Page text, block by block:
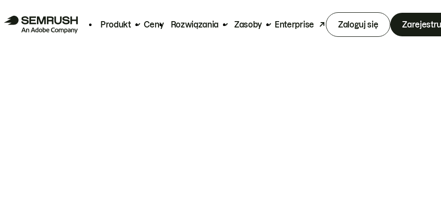
Produkt Ceny Rozwiązania Zasoby Enterprise Zaloguj się